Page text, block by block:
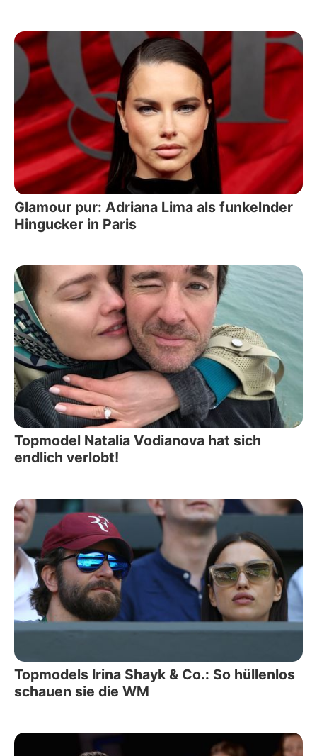
Glamour pur: Adriana Lima als funkelnder
Hingucker in Paris
Topmodel Natalia Vodianova hat sich
endlich verlobt!
Topmodels Irina Shayk & Co.: So hüllenlos
schauen sie die WM